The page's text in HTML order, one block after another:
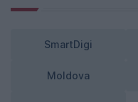
SmartDigi
Moldova